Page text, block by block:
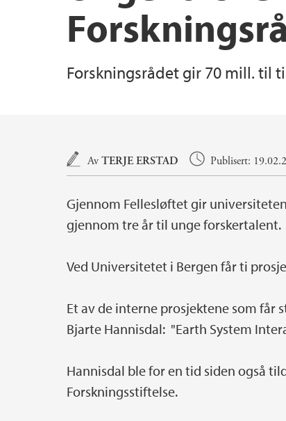
Master i geovitskap
Tema for masteroppgåver i geovitskap
Prosjektsøknadsstøtte
Forsknings- og formidlingspriser etc
Institutt for geovitenskap – historie
Forskningsrådet gir 70 mill. til
Hovedinnhold
AvTERJE ERSTAD Publisert:
Gjennom Fellesløftet gir
gjennom tre år til unge forskertalent.
Ved Universitetet i Bergen får ti
Et av de interne prosjektene som
Bjarte Hannisdal: "Earth System
Hannisdal ble for en tid siden også
Forskningsstiftelse.